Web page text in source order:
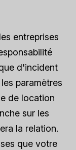
entreprises
d'incident
paramètres
de location
sur les
la relation.
que votre